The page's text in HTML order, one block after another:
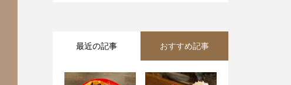
最近の記事 おすすめ記事